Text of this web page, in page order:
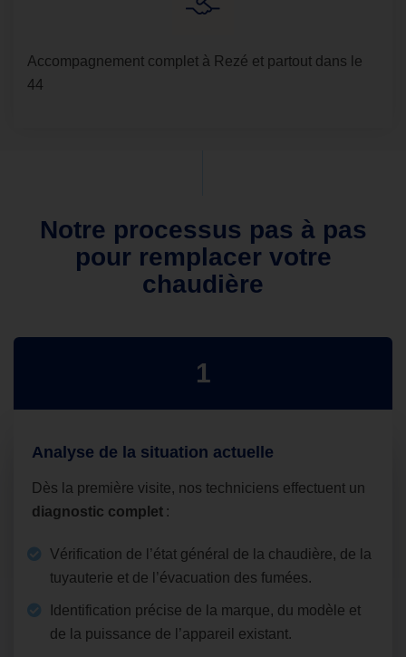
Accompagnement complet à Rezé et partout dans le
44
Notre processus pas à pas
pour remplacer votre
chaudière
1
Analyse de la situation actuelle
Dès la première visite, nos techniciens effectuent un
diagnostic complet :
Vérification de l’état général de la chaudière, de la
tuyauterie et de l’évacuation des fumées.
Identification précise de la marque, du modèle et
de la puissance de l’appareil existant.